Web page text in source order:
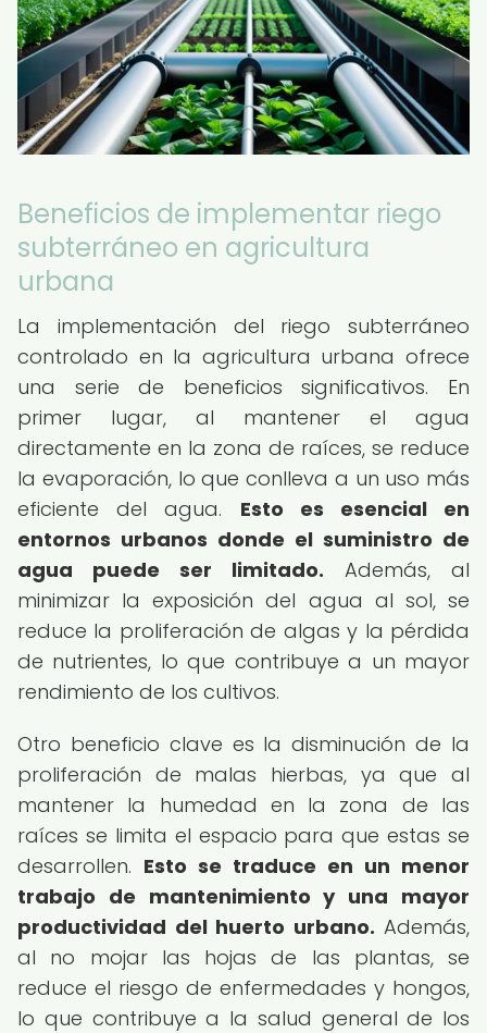
Beneficios de implementar riego
subterráneo en agricultura
urbana
La implementación del riego subterráneo
controlado en la agricultura urbana ofrece
una serie de beneficios significativos. En
primer lugar, al mantener el agua
directamente en la zona de raíces, se reduce
la evaporación, lo que conlleva a un uso más
eficiente del agua. Esto es esencial en
entornos urbanos donde el suministro de
agua puede ser limitado. Además, al
minimizar la exposición del agua al sol, se
reduce la proliferación de algas y la pérdida
de nutrientes, lo que contribuye a un mayor
rendimiento de los cultivos.
Otro beneficio clave es la disminución de la
proliferación de malas hierbas, ya que al
mantener la humedad en la zona de las
raíces se limita el espacio para que estas se
desarrollen. Esto se traduce en un menor
trabajo de mantenimiento y una mayor
productividad del huerto urbano. Además,
al no mojar las hojas de las plantas, se
reduce el riesgo de enfermedades y hongos,
lo que contribuye a la salud general de los